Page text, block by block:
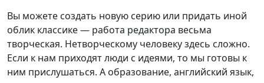
Вы можете создать новую серию или придать иной
облик классике — работа редактора весьма
творческая. Нетворческому человеку здесь сложно.
Если к нам приходят люди с идеями, то мы готовы к
ним прислушаться. А образование, английский язык,